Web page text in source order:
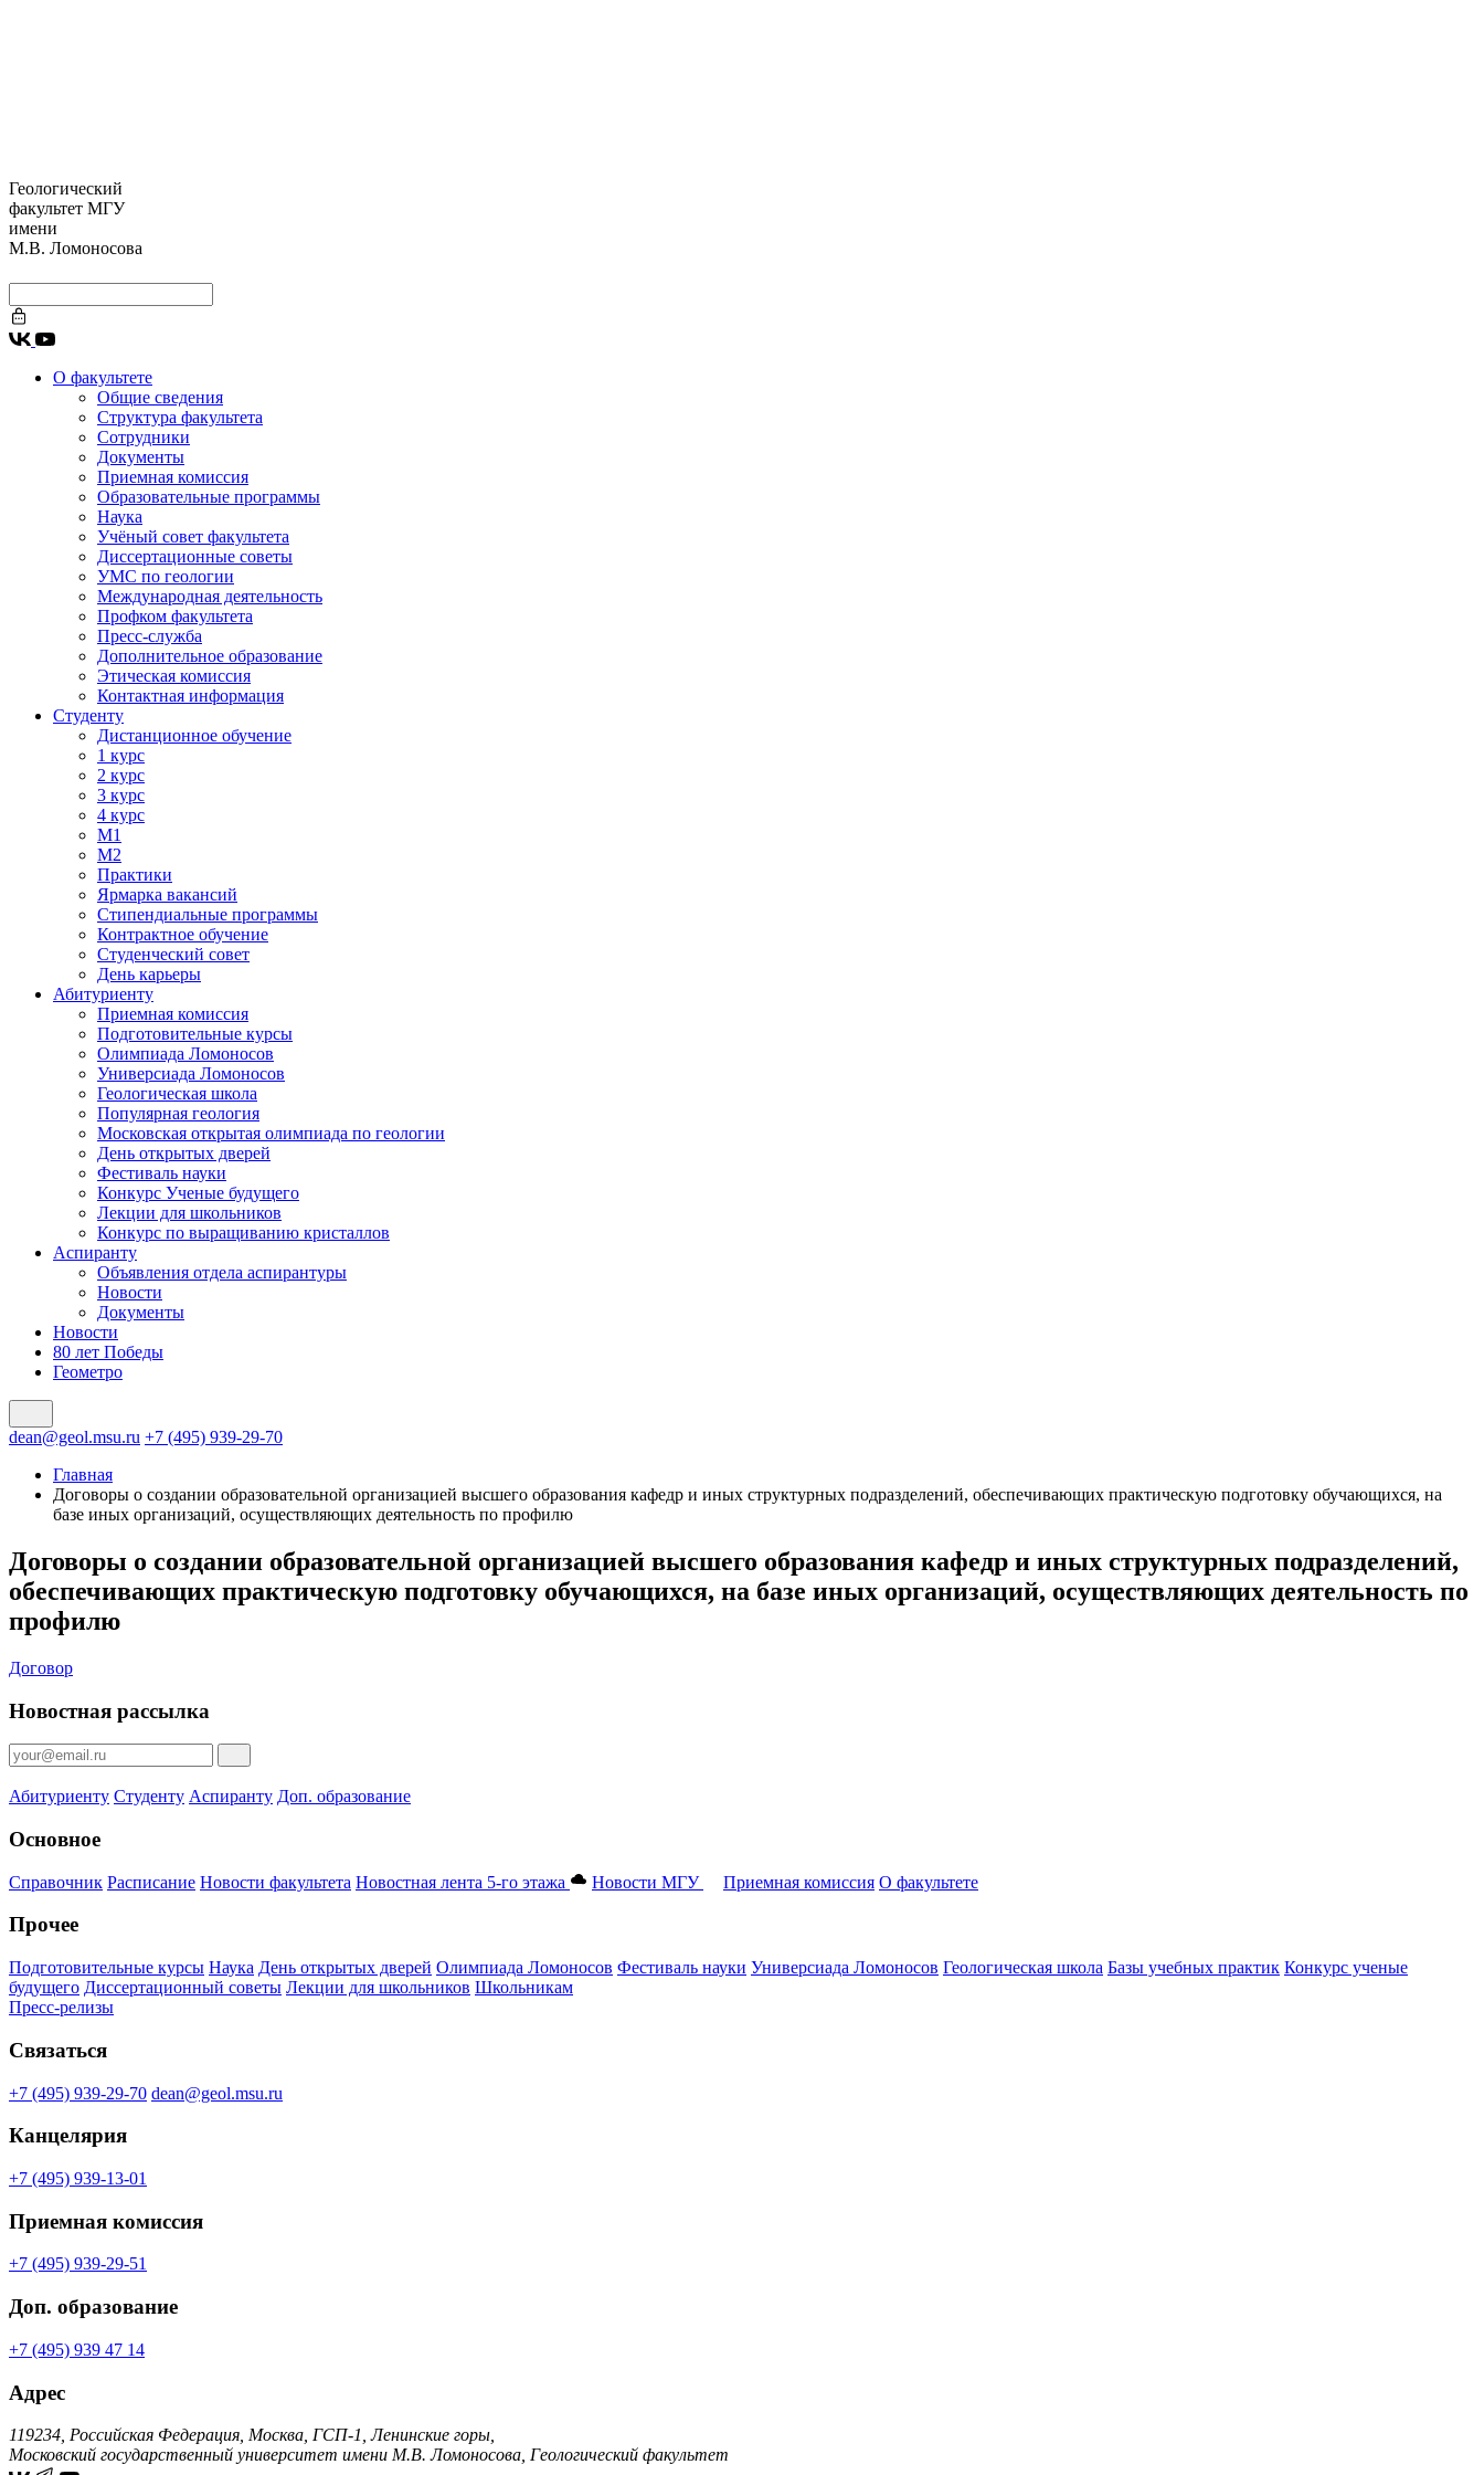
Геологический
факультет МГУ
имени
М.В. Ломоносова
О факультете
Общие сведения
Структура факультета
Сотрудники
Документы
Приемная комиссия
Образовательные программы
Наука
Учёный совет факультета
Диссертационные советы
УМС по геологии
Международная деятельность
Профком факультета
Пресс-служба
Дополнительное образование
Этическая комиссия
Контактная информация
Студенту
Дистанционное обучение
1 курс
2 курс
3 курс
4 курс
М1
М2
Практики
Ярмарка вакансий
Стипендиальные программы
Контрактное обучение
Студенческий совет
День карьеры
Абитуриенту
Приемная комиссия
Подготовительные курсы
Олимпиада Ломоносов
Универсиада Ломоносов
Геологическая школа
Популярная геология
Московская открытая олимпиада по геологии
День открытых дверей
Фестиваль науки
Конкурс Ученые будущего
Лекции для школьников
Конкурс по выращиванию кристаллов
Аспиранту
Объявления отдела аспирантуры
Новости
Документы
Новости
80 лет Победы
Геометро
dean@geol.msu.ru +7 (495) 939-29-70
Главная
Договоры о создании образовательной организацией высшего образования кафедр и иных структурных подразделений, обеспечивающих практическую подготовку обучающихся, на
базе иных организаций, осуществляющих деятельность по профилю
Договоры о создании образовательной организацией высшего образования кафедр и иных структурных подразделений,
обеспечивающих практическую подготовку обучающихся, на базе иных организаций, осуществляющих деятельность по
профилю
Договор
Новостная рассылка
Абитуриенту Студенту Аспиранту Доп. образование
Основное
Справочник Расписание Новости факультета Новостная лента 5-го этажа Новости МГУ Приемная комиссия О факультете
Прочее
Подготовительные курсы Наука День открытых дверей Олимпиада Ломоносов Фестиваль науки Универсиада Ломоносов Геологическая школа Базы учебных практик Конкурс ученые
будущего Диссертационный советы Лекции для школьников Школьникам
Пресс-релизы
Связаться
+7 (495) 939-29-70 dean@geol.msu.ru
Канцелярия
+7 (495) 939-13-01
Приемная комиссия
+7 (495) 939-29-51
Доп. образование
+7 (495) 939 47 14
Адрес
119234, Российская Федерация, Москва, ГСП-1, Ленинские горы,
Московский государственный университет имени М.В. Ломоносова, Геологический факультет